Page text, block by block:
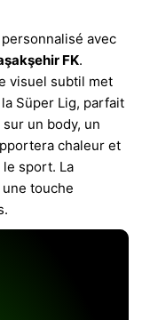
avec
FK.
visuel subtil met
Süper Lig, parfait
un body, un
chaleur et
sport. La
touche